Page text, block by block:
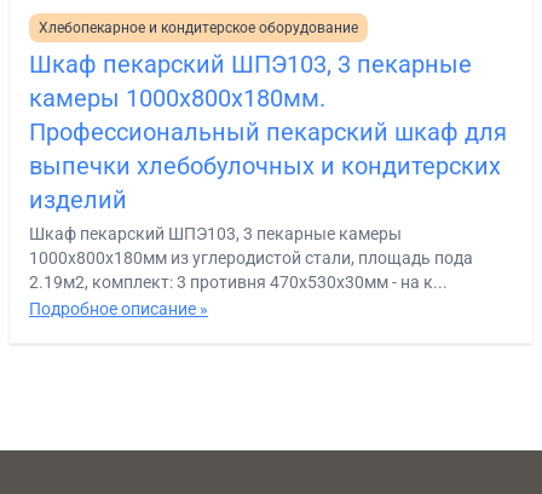
Хлебопекарное и кондитерское оборудование
Шкаф пекарский ШПЭ103, 3 пекарные
камеры 1000х800х180мм.
Профессиональный пекарский шкаф для
выпечки хлебобулочных и кондитерских
изделий
Шкаф пекарский ШПЭ103, 3 пекарные камеры
1000х800х180мм из углеродистой стали, площадь пода
2.19м2, комплект: 3 противня 470х530х30мм - на к...
Подробное описание »